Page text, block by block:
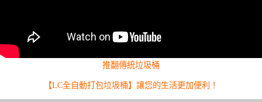
推翻傳統垃圾桶
【LC全自動打包垃圾桶】讓您的生活更加便利！